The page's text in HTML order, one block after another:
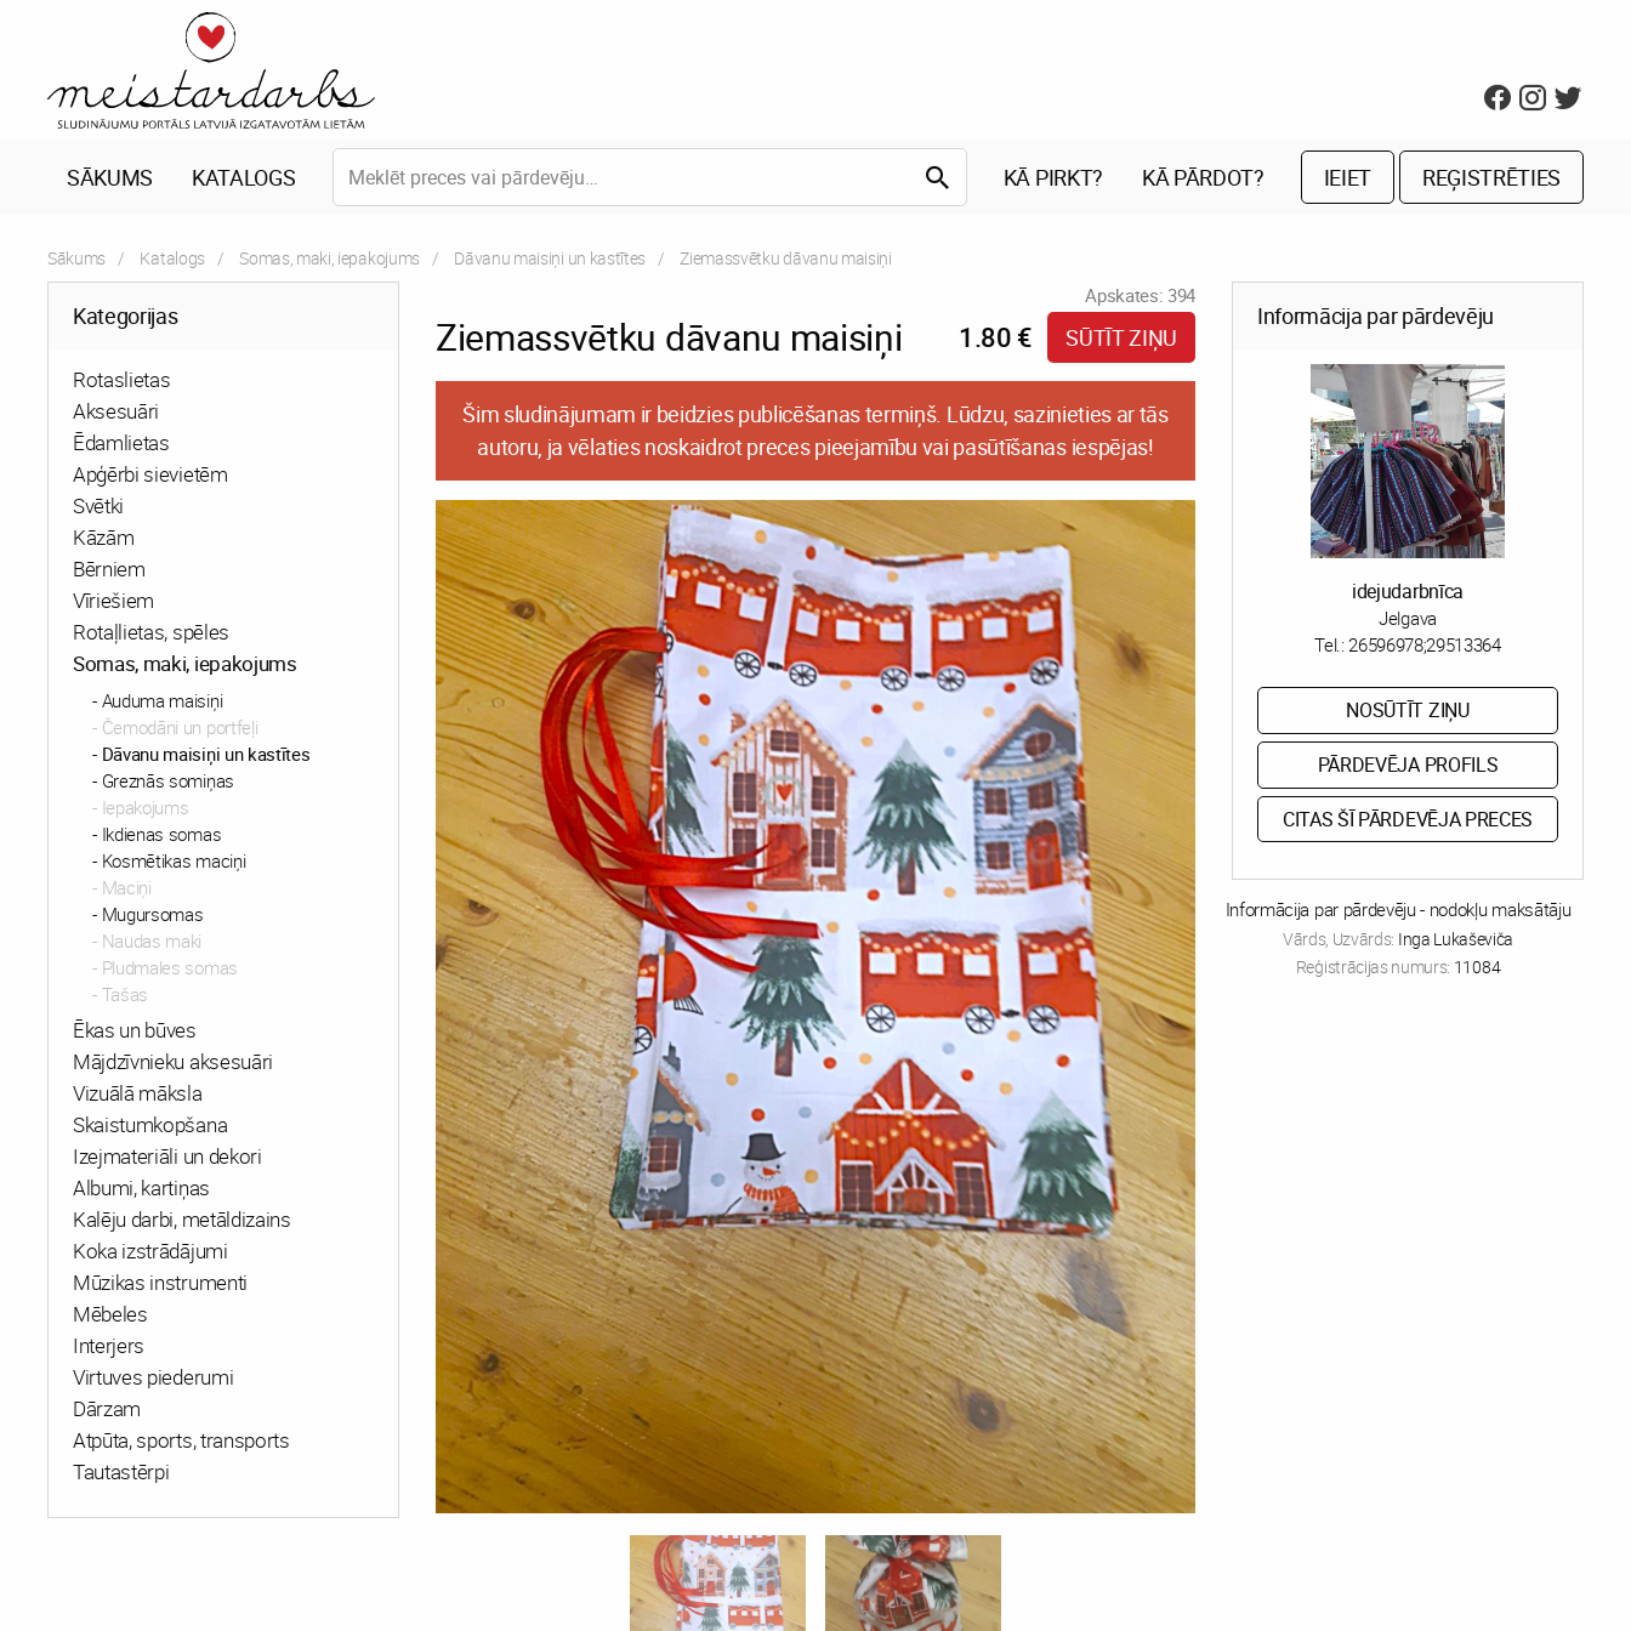
SĀKUMS KATALOGS KĀ PIRKT? KĀ PĀRDOT? IEIET REĢISTRĒTIES
Sākums Katalogs Somas, maki, iepakojums Dāvanu maisiņi un kastītes Current:
Ziemassvētku dāvanu maisiņi
Kategorijas
Rotaslietas
Aksesuāri
Ēdamlietas
Apģērbi sievietēm
Svētki
Kāzām
Bērniem
Vīriešiem
Rotaļlietas, spēles
Somas, maki, iepakojums
Auduma maisiņi
Čemodāni un portfeļi
Dāvanu maisiņi un kastītes
Greznās somiņas
Iepakojums
Ikdienas somas
Kosmētikas maciņi
Maciņi
Mugursomas
Naudas maki
Pludmales somas
Tašas
Ēkas un būves
Mājdzīvnieku aksesuāri
Vizuālā māksla
Skaistumkopšana
Izejmateriāli un dekori
Albumi, kartiņas
Kalēju darbi, metāldizains
Koka izstrādājumi
Mūzikas instrumenti
Mēbeles
Interjers
Virtuves piederumi
Dārzam
Atpūta, sports, transports
Tautastērpi
Apskates: 394
Ziemassvētku dāvanu maisiņi 1.80 € SŪTĪT ZIŅU
Šim sludinājumam ir beidzies publicēšanas termiņš. Lūdzu, sazinieties ar tās
autoru, ja vēlaties noskaidrot preces pieejamību vai pasūtīšanas iespējas!
Informācija par pārdevēju
idejudarbnīca
Jelgava
Tel.:26596978;29513364
NOSŪTĪT ZIŅU
PĀRDEVĒJA PROFILS
CITAS ŠĪ PĀRDEVĒJA PRECES
Informācija par pārdevēju - nodokļu maksātāju
Vārds, Uzvārds: Inga Lukaševiča
Reģistrācijas numurs: 11084